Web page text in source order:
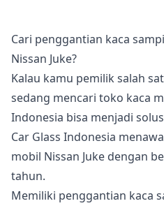
Cari penggantian kaca
Nissan Juke?
Kalau kamu pemilik salah
sedang mencari toko kaca
Indonesia bisa menjadi
Car Glass Indonesia
mobil Nissan Juke dengan
tahun.
Memiliki penggantian kaca